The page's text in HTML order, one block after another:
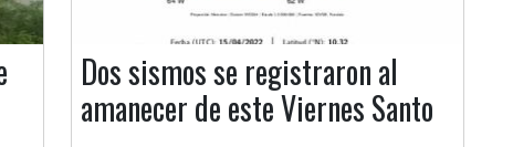
Dos sismos se registraron al
amanecer de este Viernes Santo